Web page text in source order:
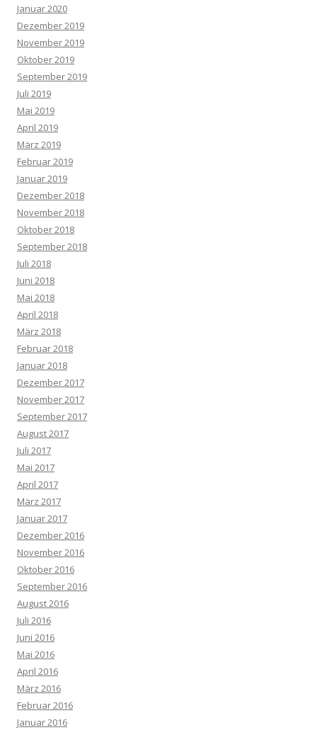
Januar 2020
Dezember 2019
November 2019
Oktober 2019
September 2019
Juli 2019
Mai 2019
April 2019
März 2019
Februar 2019
Januar 2019
Dezember 2018
November 2018
Oktober 2018
September 2018
Juli 2018
Juni 2018
Mai 2018
April 2018
März 2018
Februar 2018
Januar 2018
Dezember 2017
November 2017
September 2017
August 2017
Juli 2017
Mai 2017
April 2017
März 2017
Januar 2017
Dezember 2016
November 2016
Oktober 2016
September 2016
August 2016
Juli 2016
Juni 2016
Mai 2016
April 2016
März 2016
Februar 2016
Januar 2016